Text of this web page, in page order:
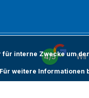
4/5
interne Zwecke um
Für weitere Informationen